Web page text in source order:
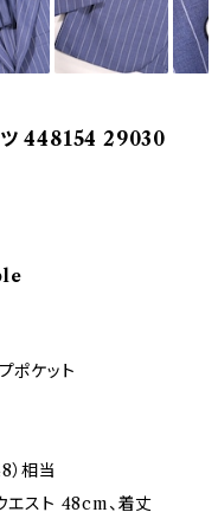
ツ 448154 29030
ポケット
相当
エスト 48cm、着丈